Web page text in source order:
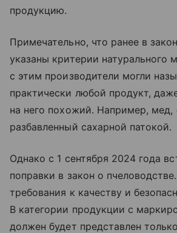
продукцию.
Примечательно, что ранее в
указаны критерии натурального
с этим производители могли
практически любой продукт,
на него похожий. Например, мед,
разбавленный сахарной патокой.
Однако с 1 сентября 2024 года
поправки в закон о
требования к качеству и
В категории продукции с
должен будет представлен